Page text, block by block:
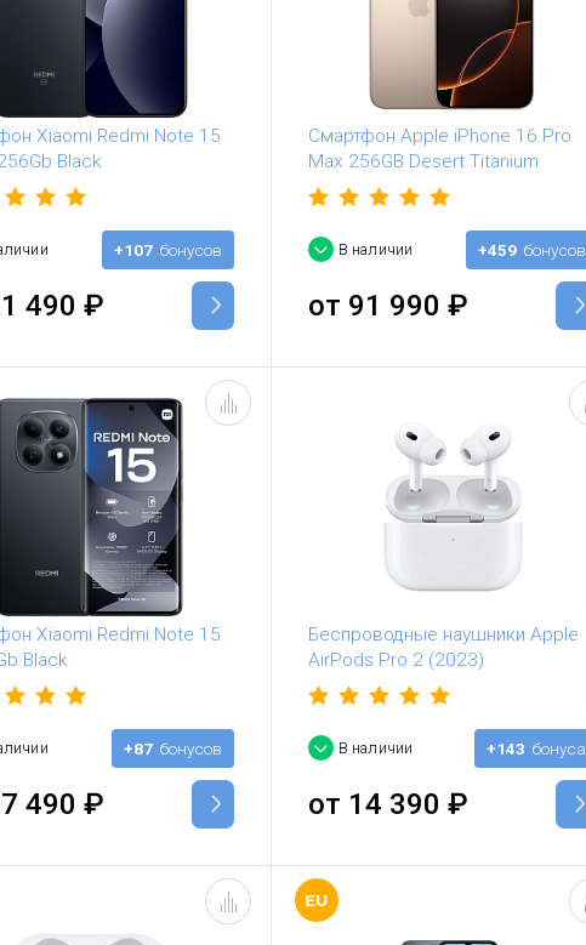
Xiaomi Redmi Note 15
Black
+107 бонусов
490 ₽
Смартфон Apple iPhone 16 Pro
Max 256GB Desert Titanium
В наличии +459 бонусов
от 91 990 ₽
Xiaomi Redmi Note 15
Black
+87 бонусов
490 ₽
Беспроводные наушники Apple
AirPods Pro 2 (2023)
В наличии +143 бонуса
от 14 390 ₽